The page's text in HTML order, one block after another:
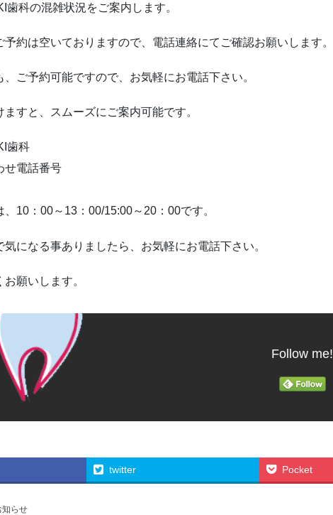
歯科の混雑状況をご案内します。
予約は空いておりますので、電話連絡にてご確認お願いします。
ご予約可能ですので、お気軽にお電話下さい。
すと、スムーズにご案内可能です。
歯科
せ電話番号
10：00～13：00/15:00～20：00です。
気になる事ありましたら、お気軽にお電話下さい。
願いします。
Follow me!
twitter Pocket
知らせ